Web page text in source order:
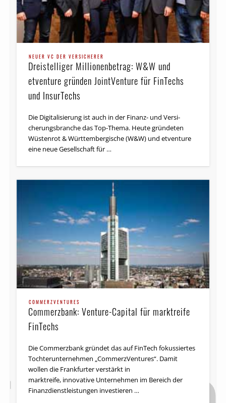
NEUER VC DER VERSICHERER
Dreistelliger Millionenbetrag: W&W und
etventure gründen JointVenture für FinTechs
und InsurTechs
Die Digi­talisierung ist auch in der Fi­nanz- un­d Versi­
cherungs­bran­che das Top-The­ma. Heu­te gründe­ten
Wüstenrot & Württem­bergi­sche (W&W) und etventure
ei­ne neue Gesellschaft für …
COMMERZVENTURES
Commerzbank: Venture-Capital für marktreife
FinTechs
Die Commerzbank gründet das auf FinTech fokussiertes
Tochterunternehmen „CommerzVentures“. Damit
wollen die Frankfurter verstärkt in
marktreife, innovative Unternehmen im Bereich der
Finanzdienstleistungen investieren …